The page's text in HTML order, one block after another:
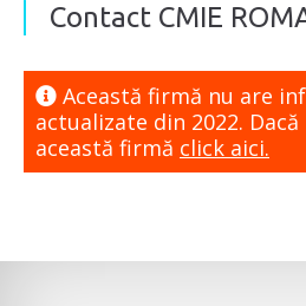
Contact CMIE
Această firmă nu are
actualizate din 2022.
această firmă click aici.